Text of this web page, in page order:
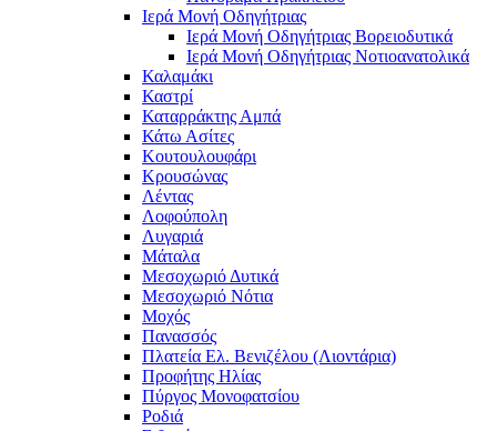
Ιερά Μονή Οδηγήτριας
Ιερά Μονή Οδηγήτριας Βορειοδυτικά
Ιερά Μονή Οδηγήτριας Νοτιοανατολικά
Καλαμάκι
Καστρί
Καταρράκτης Αμπά
Κάτω Ασίτες
Κουτουλουφάρι
Κρουσώνας
Λέντας
Λοφούπολη
Λυγαριά
Μάταλα
Μεσοχωριό Δυτικά
Μεσοχωριό Νότια
Μοχός
Πανασσός
Πλατεία Ελ. Βενιζέλου (Λιοντάρια)
Προφήτης Ηλίας
Πύργος Μονοφατσίου
Ροδιά